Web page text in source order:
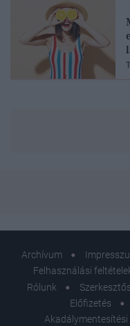
Archívum
Felhasználási
Rólunk
Előfizetés